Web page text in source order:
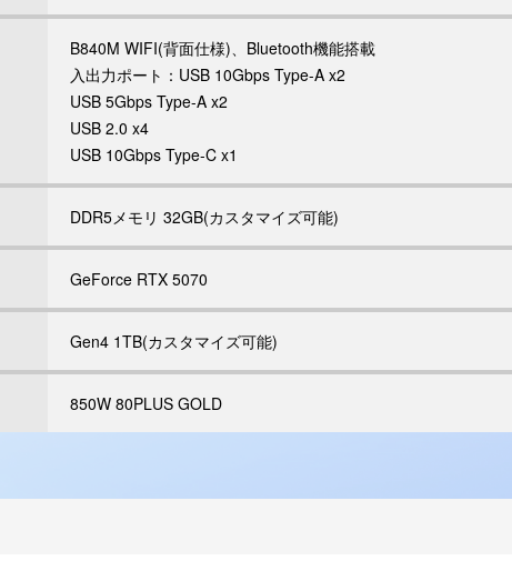
B840M WIFI(背面仕様)、Bluetooth機能搭載
入出力ポート：USB 10Gbps Type-A x2
USB 5Gbps Type-A x2
USB 2.0 x4
USB 10Gbps Type-C x1
DDR5メモリ 32GB(カスタマイズ可能)
GeForce RTX 5070
Gen4 1TB(カスタマイズ可能)
850W 80PLUS GOLD